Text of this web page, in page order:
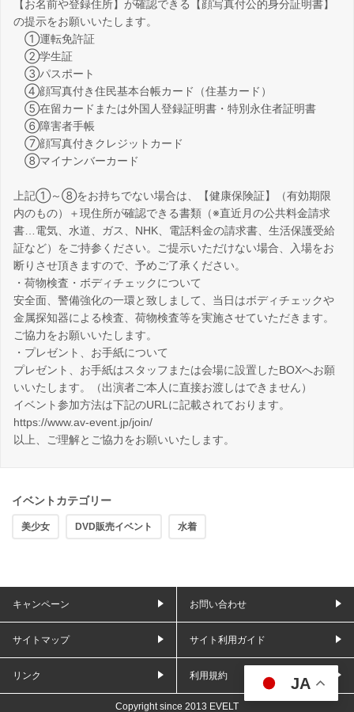
【お名前や登録住所】が確認できる【顔写真付公的身分証明書】
の提示をお願いいたします。
①運転免許証
②学生証
③パスポート
④顔写真付き住民基本台帳カード（住基カード）
⑤在留カードまたは外国人登録証明書・特別永住者証明書
⑥障害者手帳
⑦顔写真付きクレジットカード
⑧マイナンバーカード
上記①～⑧をお持ちでない場合は、【健康保険証】（有効期限
内のもの）＋現住所が確認できる書類（※直近月の公共料金請求
書…電気、水道、ガス、NHK、電話料金の請求書、生活保護受給
証など）をご持参ください。ご提示いただけない場合、入場をお
断りさせ頂きますので、予めご了承ください。
・荷物検査・ボディチェックについて
安全面、警備強化の一環と致しまして、当日はボディチェックや
金属探知器による検査、荷物検査等を実施させていただきます。
ご協力をお願いいたします。
・プレゼント、お手紙について
プレゼント、お手紙はスタッフまたは会場に設置したBOXへお願
いいたします。（出演者ご本人に直接お渡しはできません）
イベント参加方法は下記のURLに記載されております。
https://www.av-event.jp/join/
以上、ご理解とご協力をお願いいたします。
イベントカテゴリー
美少女 DVD販売イベント 水着
JA
キャンペーン お問い合わせ
サイトマップ サイト利用ガイド
リンク 利用規約
Copyright since 2013 EVELT